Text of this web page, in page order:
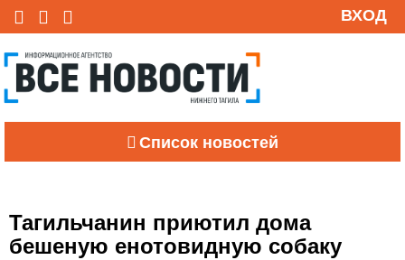
ВХОД
Список новостей
Тагильчанин приютил дома
бешеную енотовидную собаку